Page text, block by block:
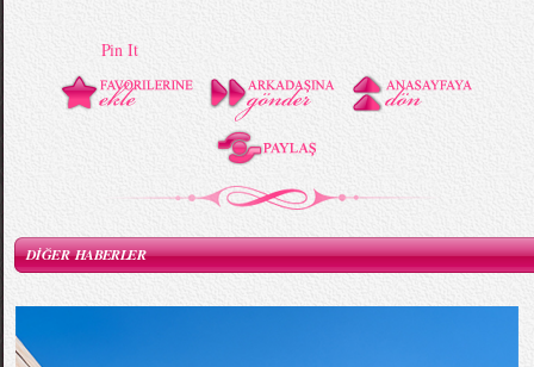
Pin It
DİĞER HABERLER